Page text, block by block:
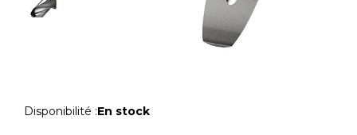
Disponibilité :En stock